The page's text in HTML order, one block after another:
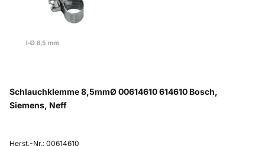
Schlauchklemme 8,5mmØ 00614610 614610 Bosch,
Siemens, Neff
Herst.-Nr.: 00614610